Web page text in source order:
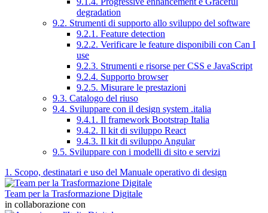
degradation
9.2. Strumenti di supporto allo sviluppo del software
9.2.1. Feature detection
9.2.2. Verificare le feature disponibili con Can I
use
9.2.3. Strumenti e risorse per CSS e JavaScript
9.2.4. Supporto browser
9.2.5. Misurare le prestazioni
9.3. Catalogo del riuso
9.4. Sviluppare con il design system .italia
9.4.1. Il framework Bootstrap Italia
9.4.2. Il kit di sviluppo React
9.4.3. Il kit di sviluppo Angular
9.5. Sviluppare con i modelli di sito e servizi
1. Scopo, destinatari e uso del Manuale operativo di design
Team per la Trasformazione Digitale
in collaborazione con